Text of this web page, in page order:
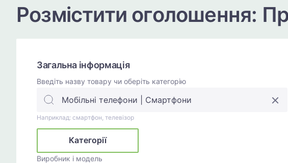
Розмістити оголошення:
Загальна інформація
Введіть назву товару чи оберіть категорію
Наприклад: смартфон, телевізор
Категорії
Виробник і модель